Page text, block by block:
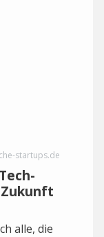
startups.de
alle, die